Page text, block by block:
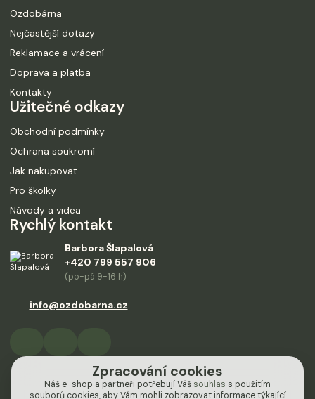
Ozdobárna
Nejčastější dotazy
Reklamace a vrácení
Doprava a platba
Kontakty
Užitečné odkazy
Obchodní podmínky
Ochrana soukromí
Jak nakupovat
Pro školky
Návody a videa
Rychlý kontakt
Barbora Šlapalová
+420 799 557 906
(po-pá 9-16 h)
info@ozdobarna.cz
Zpracování cookies
Náš e-shop a partneři potřebují Váš souhlas s použitím
souborů cookies, aby Vám mohli zobrazovat informace týkající